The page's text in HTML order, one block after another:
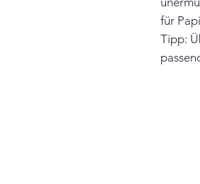
für
Tipp: